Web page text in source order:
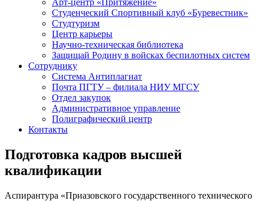
Арт-центр «Притяжение»
Студенческий Спортивный клуб «Буревестник»
Студтуризм
Центр карьеры
Научно-техническая библиотека
Защищай Родину в войсках беспилотных систем
Сотруднику
Система Антиплагиат
Почта ПГТУ – филиала НИУ МГСУ
Отдел закупок
Административное управление
Полиграфический центр
Контакты
Подготовка кадров высшей
квалификации
Аспирантура «Приазовского государственного технического